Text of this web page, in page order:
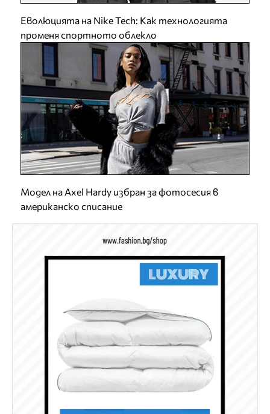
Еволюцията на Nike Tech: Как технологията
променя спортното облекло
Модел на Axel Hardy избран за фотосесия в
американско списание